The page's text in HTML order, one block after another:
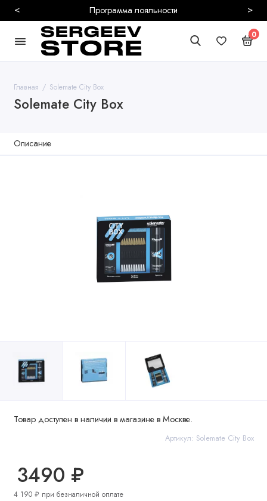
Программа лояльности
< >
0
Главная Solemate City Box
Solemate City Box
Описание
Товар доступен в наличии в магазине в Москве.
Артикул: Solemate City Box
3490 ₽
4 190 ₽ при безналичной оплате